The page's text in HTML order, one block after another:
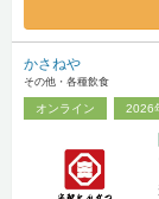
かさねや
その他・各種飲食
オンライン 2026